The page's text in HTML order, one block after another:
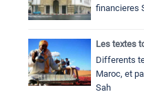
financieres
Les textes
Differents
Maroc, et
Sah